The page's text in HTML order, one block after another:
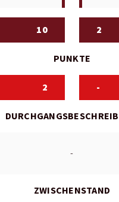
10 2
PUNKTE
2 -
-
ZWISCHENSTAND